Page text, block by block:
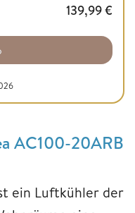
139,99€
AC100-20ARB
ein Luftkühler der